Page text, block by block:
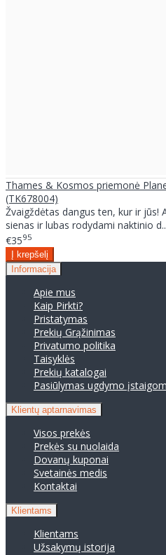
Thames & Kosmos priemonė
(TK678004)
Žvaigždėtas dangus ten, kur ir jūs!
sienas ir lubas rodydami naktinio d..
€3595
Informacija
Apie mus
Kaip Pirkti?
Pristatymas
Prekių Grąžinimas
Privatumo politika
Taisyklės
Prekių katalogai
Pasiūlymas ugdymo
Klientų aptarnavimas
Visos prekės
Prekės su nuolaida
Dovanų kuponai
Svetainės medis
Kontaktai
Klientams
Klientams
Užsakymų istorija